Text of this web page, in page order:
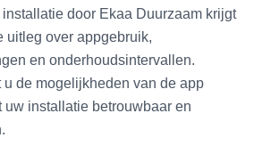
door Ekaa Duurzaam krijgt
uitleg over appgebruik,
en onderhoudsintervallen.
u de mogelijkheden van de app
uw installatie betrouwbaar en